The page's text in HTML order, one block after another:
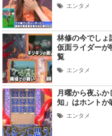
エンタメ
林修の今でしょ
仮面ライダーが
覧
エンタメ
月曜から夜ふ
知」はホントか
エンタメ